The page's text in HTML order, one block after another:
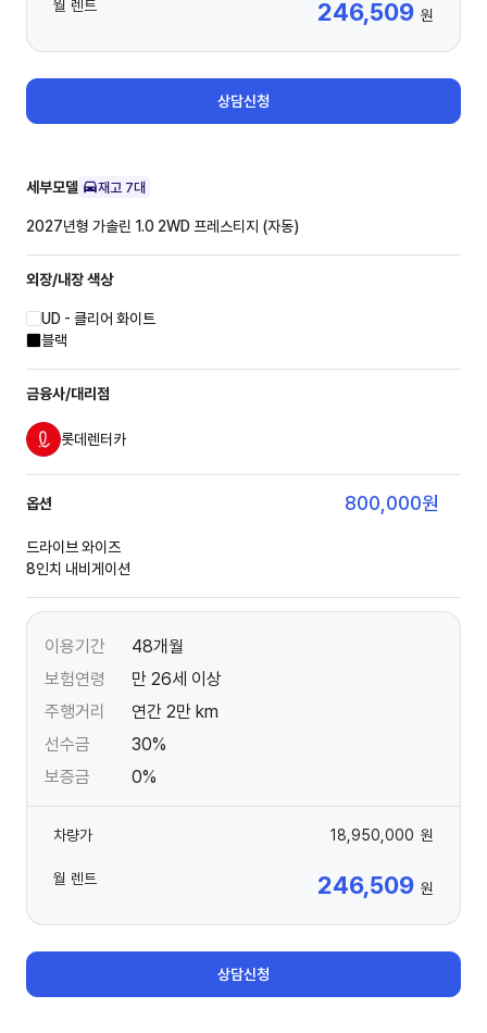
월 렌트 246,509 원
상담신청
세부모델 재고 7대
2027년형 가솔린 1.0 2WD 프레스티지 (자동)
외장/내장색상
UD - 클리어 화이트
블랙
금융사/대리점
롯데렌터카
옵션 800,000원
드라이브 와이즈
8인치 내비게이션
이용기간
48개월
보험연령
만 26세 이상
주행거리
연간 2만 km
선수금
30%
보증금
0%
차량가 18,950,000 원
월 렌트 246,509 원
상담신청